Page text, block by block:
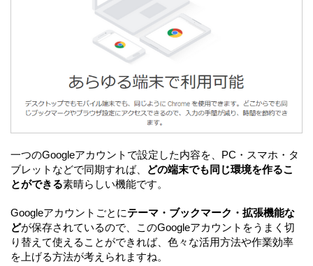
一つのGoogleアカウントで設定した内容を、PC・スマホ・タ
ブレットなどで同期すれば、
どの端末でも同じ環境を作るこ
とができる素晴らしい機能です。
Googleアカウントごとにテーマ・ブックマーク・拡張機能な
どが保存されているので、このGoogleアカウントをうまく切
り替えて使えることができれば、色々な活用方法や作業効率
を上げる方法が考えられますね。